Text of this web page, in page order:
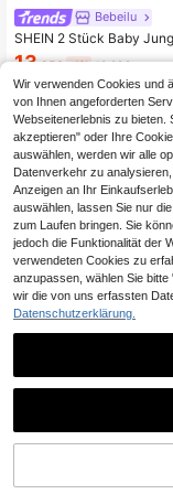
Bebeilu
SHEIN 2 Stück Baby
hen Allround Vielseitig
llover und Hosen Set,
Herbst/Winter
13,85€ -1% 13,99€
Cozy Pixies Baby
Bär gestreiftes Muster
Wir verwenden Cookies und
von Ihnen angeforderten
Webseitenerlebnis zu bieten.
akzeptieren" oder Ihre
auswählen, werden wir alle
Datenverkehr zu
Anzeigen an Ihr
auswählen, lassen Sie nur
zum Laufen bringen. Sie
jedoch die Funktionalität der
verwendeten Cookies zu
anzupassen, wählen Sie
wir die von uns erfassten
Datenschutzerklärung.